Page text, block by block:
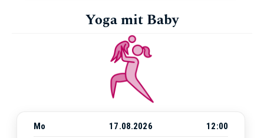
Yoga mit Baby
Mo 17.08.2026
12:00